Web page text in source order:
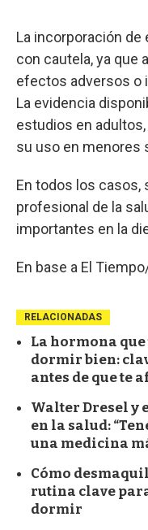
La incorporación
con cautela, ya que
efectos adversos o
La evidencia
estudios en
su uso en menores
En todos los casos,
profesional de la
importantes en la
En base a El
RELACIONADAS
La hormona
dormir bien:
antes de que te
Walter Dresel y
en la salud:
una medicina
Cómo
rutina clave
dormir